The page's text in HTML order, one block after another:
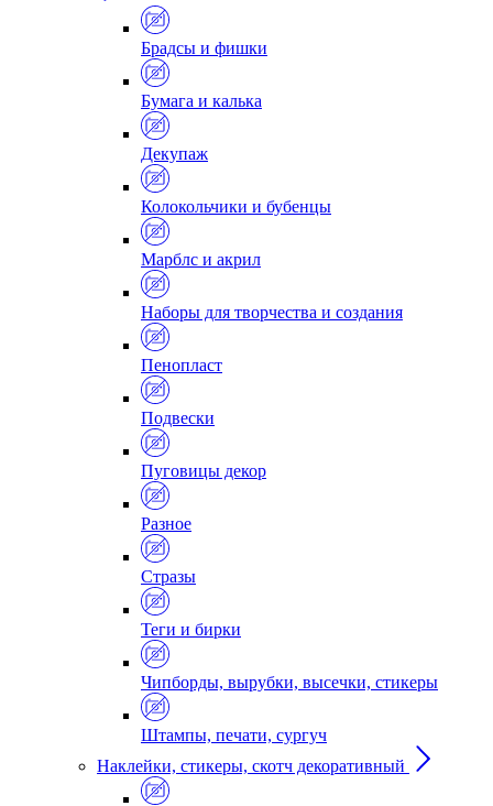
Брадсы и фишки
Бумага и калька
Декупаж
Колокольчики и бубенцы
Марблс и акрил
Наборы для творчества и создания
Пенопласт
Подвески
Пуговицы декор
Разное
Стразы
Теги и бирки
Чипборды, вырубки, высечки, стикеры
Штампы, печати, сургуч
Наклейки, стикеры, скотч декоративный